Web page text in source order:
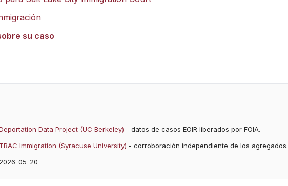
su caso
Data Project (UC Berkeley) - datos de casos EOIR liberados por FOIA.
TRAC Immigration (Syracuse University) - corroboración independiente de los agregados.
2026-05-20